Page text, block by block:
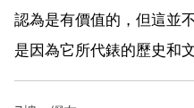
認為是有價值的，但這並
是因為它所代錶的歷史和